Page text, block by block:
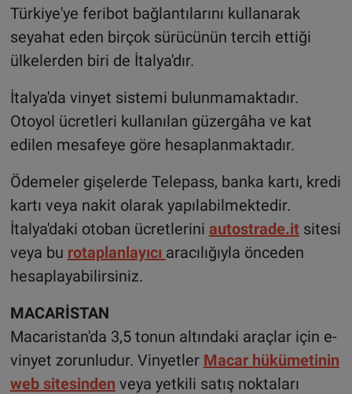
Türkiye'ye feribot bağlantılarını kullanarak
seyahat eden birçok sürücünün tercih ettiği
ülkelerden biri de İtalya'dır.
İtalya'da vinyet sistemi bulunmamaktadır.
Otoyol ücretleri kullanılan güzergâha ve kat
edilen mesafeye göre hesaplanmaktadır.
Ödemeler gişelerde Telepass, banka kartı, kredi
kartı veya nakit olarak yapılabilmektedir.
İtalya'daki otoban ücretlerini autostrade.itsitesi
veya bu rotaplanlayıcı aracılığıyla önceden
hesaplayabilirsiniz.
MACARİSTAN
Macaristan'da 3,5 tonun altındaki araçlar için e-
vinyet zorunludur. Vinyetler Macar hükümetinin
web sitesinden veya yetkili satış noktaları